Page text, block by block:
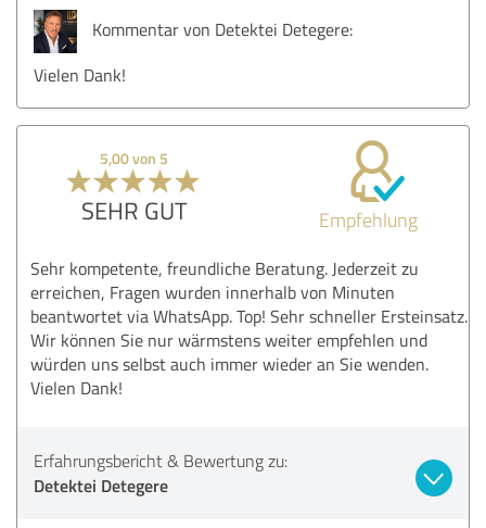
Kommentar von Detektei Detegere:
Vielen Dank!
5,00 von 5
SEHR GUT Empfehlung
Sehr kompetente, freundliche Beratung. Jederzeit zu
erreichen, Fragen wurden innerhalb von Minuten
beantwortet via WhatsApp. Top! Sehr schneller Ersteinsatz.
Wir können Sie nur wärmstens weiter empfehlen und
würden uns selbst auch immer wieder an Sie wenden.
Vielen Dank!
Erfahrungsbericht & Bewertung zu:
Detektei Detegere